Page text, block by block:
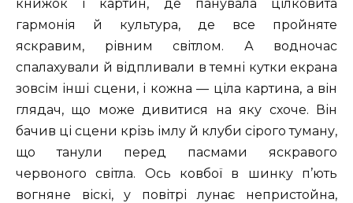
книжок і картин, де панувала цілковита
гармонія й культура, де все пройняте
яскравим, рівним світлом. А водночас
спалахували й відпливали в темні кутки екрана
зовсім інші сцени, і кожна — ціла картина, а він
глядач, що може дивитися на яку схоче. Він
бачив ці сцени крізь імлу й клуби сірого туману,
що танули перед пасмами яскравого
червоного світла. Ось ковбої в шинку п’ють
вогняне віскі, у повітрі лунає непристойна,